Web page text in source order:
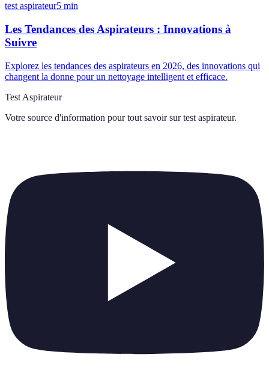
test aspirateur5 min
Les Tendances des Aspirateurs : Innovations à
Suivre
Explorez les tendances des aspirateurs en 2026, des innovations qui
changent la donne pour un nettoyage intelligent et efficace.
Test Aspirateur
Votre source d'information pour tout savoir sur test aspirateur.